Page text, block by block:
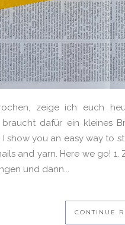
zeige ich euch
braucht dafür ein kleines
I show you an easy way to
and yarn. Here we go!
und dann...
CONTINUE